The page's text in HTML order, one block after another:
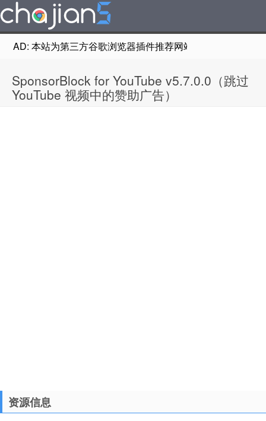
AD: 本站为第三方谷歌浏览器插件推荐网站，非Google
SponsorBlock for YouTube v5.7.0.0（跳过
YouTube 视频中的赞助广告）
资源信息